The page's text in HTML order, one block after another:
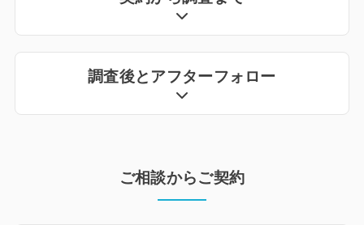
調査後とアフターフォロー
ご相談からご契約